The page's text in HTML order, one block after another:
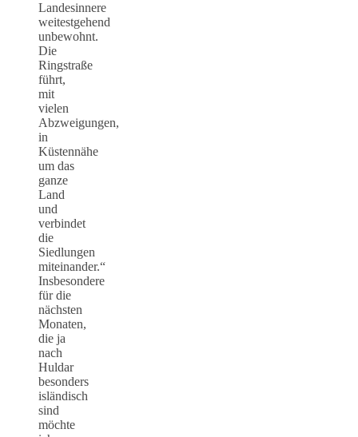
Landesinnere
weitestgehend
unbewohnt.
Die
Ringstraße
führt,
mit
vielen
Abzweigungen,
in
Küstennähe
um das
ganze
Land
und
verbindet
die
Siedlungen
miteinander.“
Insbesondere
für die
nächsten
Monaten,
die ja
nach
Huldar
besonders
isländisch
sind
möchte